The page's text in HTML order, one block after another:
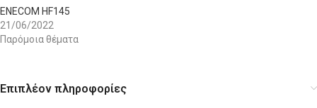
ENECOM HF145
21/06/2022
Παρόμοια θέματα
Επιπλέον πληροφορίες